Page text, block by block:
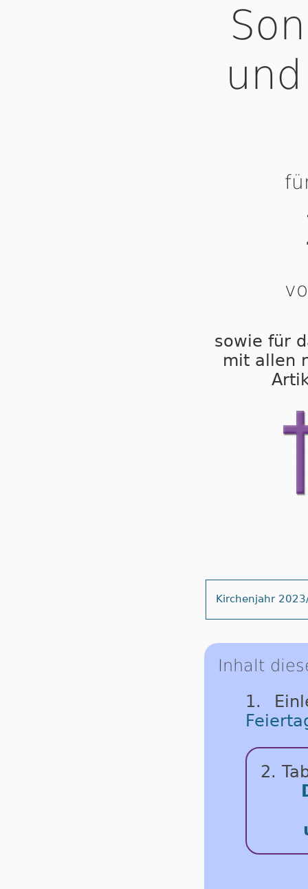
sowie für
mit allen
Kirchenjahr
Inhalt
1.
2.